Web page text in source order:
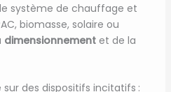
système de chauffage et
biomasse, solaire ou
dimensionnementet de la
des dispositifs incitatifs :